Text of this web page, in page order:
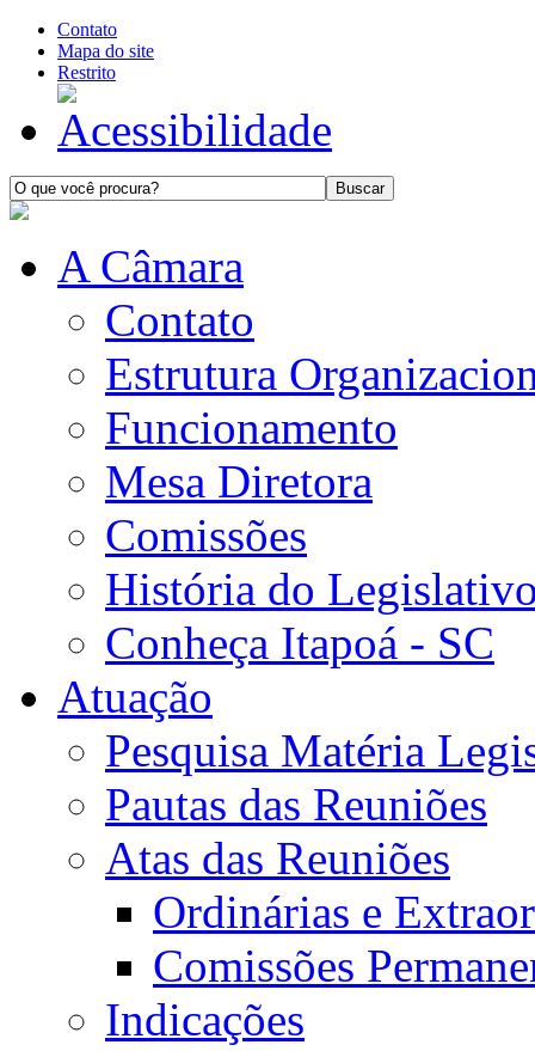
Contato
Mapa do site
Restrito
A Câmara
Contato
Estrutura
Funcionamento
Mesa Diretora
Comissões
História do
Conheça Itapoá - SC
Atuação
Pesquisa Matéria
Pautas das Reuniões
Atas das Reuniões
Ordinárias e
Comissões
Indicações